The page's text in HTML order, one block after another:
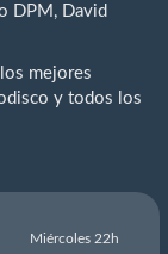
DPM, David
mejores
y todos los
Miércoles 22h